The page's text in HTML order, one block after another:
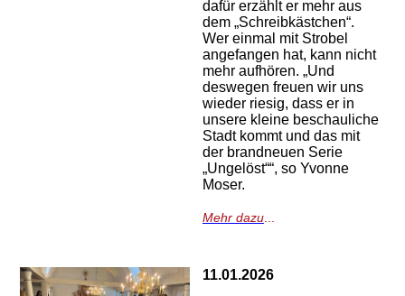
dafür erzählt er mehr aus
dem „Schreibkästchen“.
Wer einmal mit Strobel
angefangen hat, kann nicht
mehr aufhören. „Und
deswegen freuen wir uns
wieder riesig, dass er in
unsere kleine beschauliche
Stadt kommt und das mit
der brandneuen Serie
„Ungelöst““, so Yvonne
Moser.
Mehr dazu...
11.01.2026